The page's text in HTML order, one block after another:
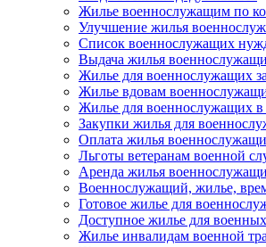
Жилье военнослужащим по
Улучшение жилья
Список военнослужащих
Выдача жилья
Жилье для военнослужащих
Жилье вдовам
Жилье для военнослужащих в
Закупки жилья для
Оплата жилья
Льготы ветеранам военной
Аренда жилья
Военнослужащий, жилье,
Готовое жилье для
Доступное жилье для военных
Жилье инвалидам военной